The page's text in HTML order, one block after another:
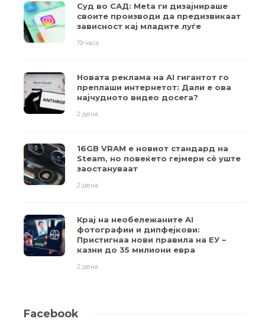
Суд во САД: Meta ги дизајнираше
своите производи да предизвикаат
зависност кај младите луѓе
19 часа
Новата реклама на AI гигантот го
преплаши интернетот: Дали е ова
најчудното видео досега?
2 дена
16GB VRAM е новиот стандард на
Steam, но повеќето гејмери ​​сè уште
заостануваат
2 дена
Крај на необележаните AI
фотографии и дипфејкови:
Пристигнаа нови правила на ЕУ –
казни до 35 милиони евра
2 дена
Facebook